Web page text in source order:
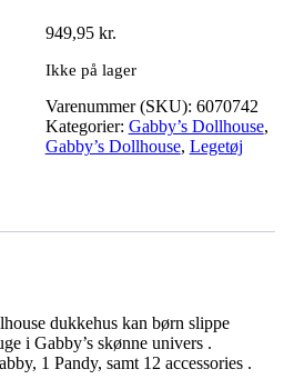
949,95 kr.
Ikke på lager
Varenummer (SKU): 6070742
Kategorier: Gabby’s Dollhouse,
Gabby’s Dollhouse, Legetøj
dukkehus kan børn slippe
i Gabby’s skønne univers .
1 Pandy, samt 12 accessories .